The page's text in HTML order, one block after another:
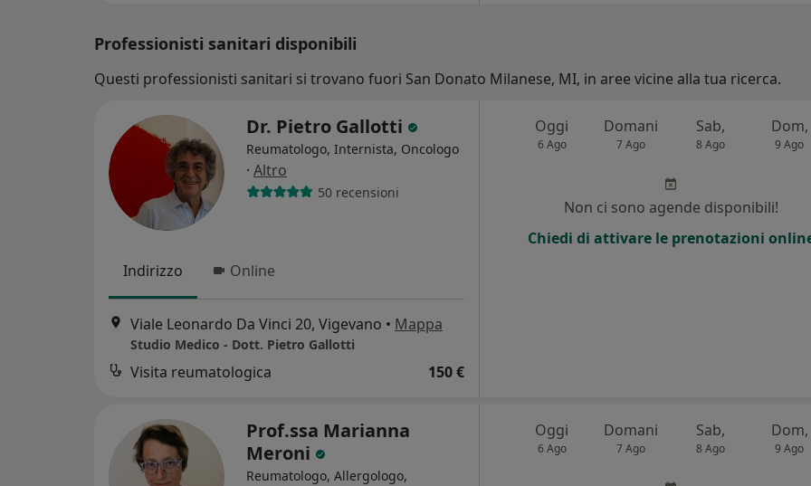
Professionisti sanitari disponibili
Questi professionisti sanitari si trovano fuori San Donato Milanese, MI, in aree vicine alla tua ricerca.
Dr. Pietro Gallotti
Reumatologo, Internista, Oncologo
· Altro
50 recensioni
Indirizzo Online
Viale Leonardo Da Vinci 20, Vigevano • Mappa
Studio Medico - Dott. Pietro Gallotti
Visita reumatologica 150 €
Oggi
6 Ago
Domani
7 Ago
Sab,
8 Ago
Dom,
9 Ago
Non ci sono agende disponibili!
Chiedi di attivare le prenotazioni
Prof.ssa Marianna
Meroni
Reumatologo, Allergologo,
Oggi
6 Ago
Domani
7 Ago
Sab,
8 Ago
Dom,
9 Ago